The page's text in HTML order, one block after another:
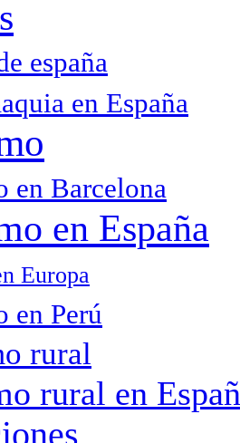
españa
en España
en Barcelona
en España
Europa
en Perú
rural
rural en